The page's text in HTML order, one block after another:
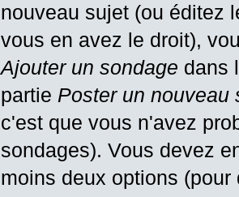
nouveau sujet (ou éditez
vous en avez le droit),
Ajouter un sondage dans
partie Poster un nouveau
c'est que vous n'avez
sondages). Vous devez
moins deux options